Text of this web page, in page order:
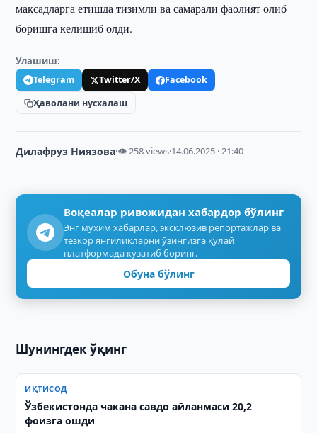
мақсадларга етишда тизимли ва самарали фаолият олиб
боришга келишиб олди.
Улашиш:
Telegram Twitter/X
Facebook
Ҳаволани нусхалаш
Дилафруз Ниязова·👁 258 views·14.06.2025 · 21:40
Воқеалар ривожидан хабардор бўлинг
Энг муҳим хабарлар, эксклюзив репортажлар ва
тезкор янгиликларни ўзингизга қулай
платформада кузатиб боринг.
Обуна бўлинг
Шунингдек ўқинг
ИҚТИСОД
Ўзбекистонда чакана савдо айланмаси 20,2
фоизга ошди